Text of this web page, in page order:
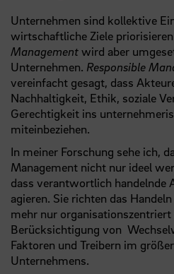
Unternehmen sind kollektive
wirtschaftliche Ziele
Managementwird aber
Unternehmen. Responsible
vereinfacht gesagt, dass
Nachhaltigkeit, Ethik, soziale
Gerechtigkeit ins
miteinbeziehen.
In meiner Forschung sehe ich,
Management nicht nur ideel
dass verantwortlich handelnde
agieren. Sie richten das
mehr nur
Berücksichtigung von
Faktoren und Treibern im
Unternehmens.